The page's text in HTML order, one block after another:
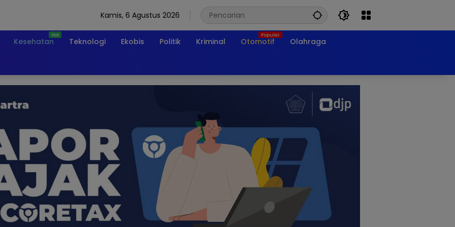
Kamis, 6 Agustus 2026
Kesehatan Teknologi Ekobis Politik Kriminal Otomotif Olahraga